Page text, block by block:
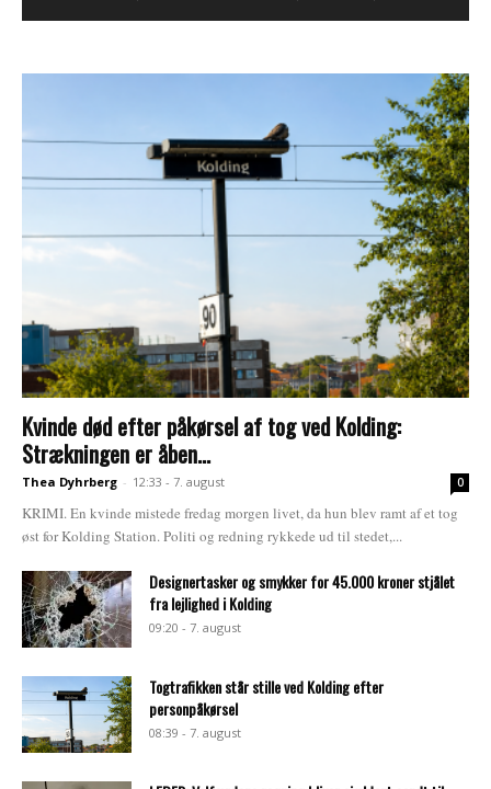
Kvinde død efter påkørsel af tog ved Kolding:
Strækningen er åben...
Thea Dyhrberg - 12:33 - 7. august 0
KRIMI. En kvinde mistede fredag morgen livet, da hun blev ramt af et tog
øst for Kolding Station. Politi og redning rykkede ud til stedet,...
Designertasker og smykker for 45.000 kroner stjålet
fra lejlighed i Kolding
09:20 - 7. august
Togtrafikken står stille ved Kolding efter
personpåkørsel
08:39 - 7. august